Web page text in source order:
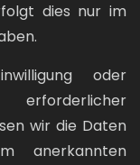
dies nur im
oder
wir die Daten
anerkannten